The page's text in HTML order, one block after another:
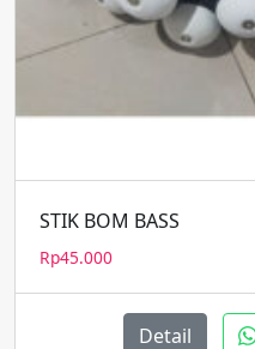
STIK BOM BASS
Rp45.000
Detail